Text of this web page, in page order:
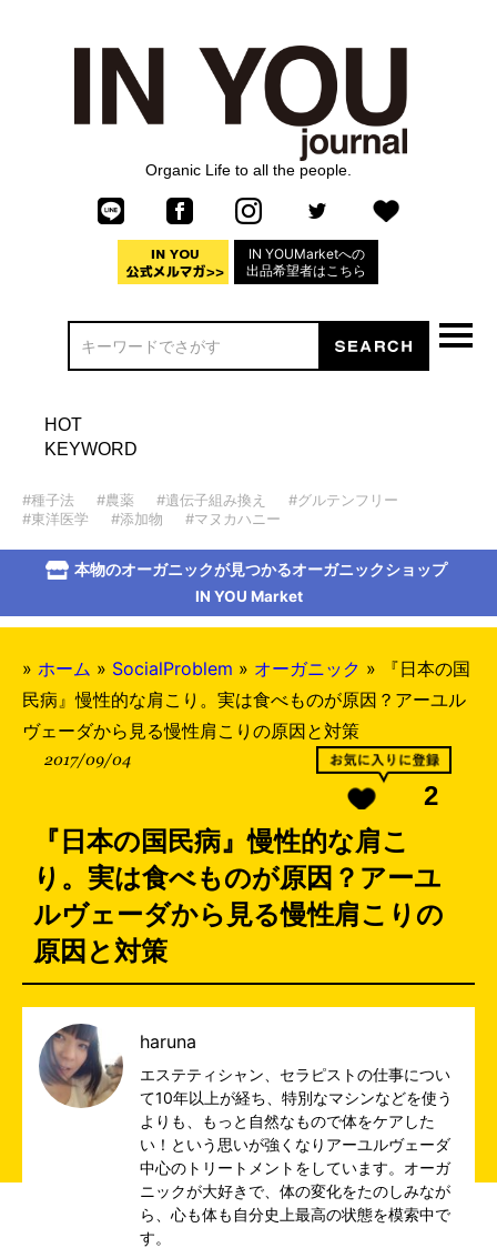
Organic Life to all the people.
IN YOUMarketへの
出品希望者はこちら
HOT
KEYWORD
#種子法 #農薬 #遺伝子組み換え
#グルテンフリー
#東洋医学
#添加物 #マヌカハニー
本物のオーガニックが見つかるオーガニックショップ
IN YOU Market
» ホーム » SocialProblem » オーガニック »
『日本の国
民病』慢性的な肩こり。実は食べものが原因？アーユル
ヴェーダから見る慢性肩こりの原因と対策
2017/09/04
2
『日本の国民病』慢性的な肩こ
り。実は食べものが原因？アーユ
ルヴェーダから見る慢性肩こりの
原因と対策
haruna
エステティシャン、セラピストの仕事につい
て10年以上が経ち、特別なマシンなどを使う
よりも、もっと自然なもので体をケアした
い！という思いが強くなりアーユルヴェーダ
中心のトリートメントをしています。オーガ
ニックが大好きで、体の変化をたのしみなが
ら、心も体も自分史上最高の状態を模索中で
す。